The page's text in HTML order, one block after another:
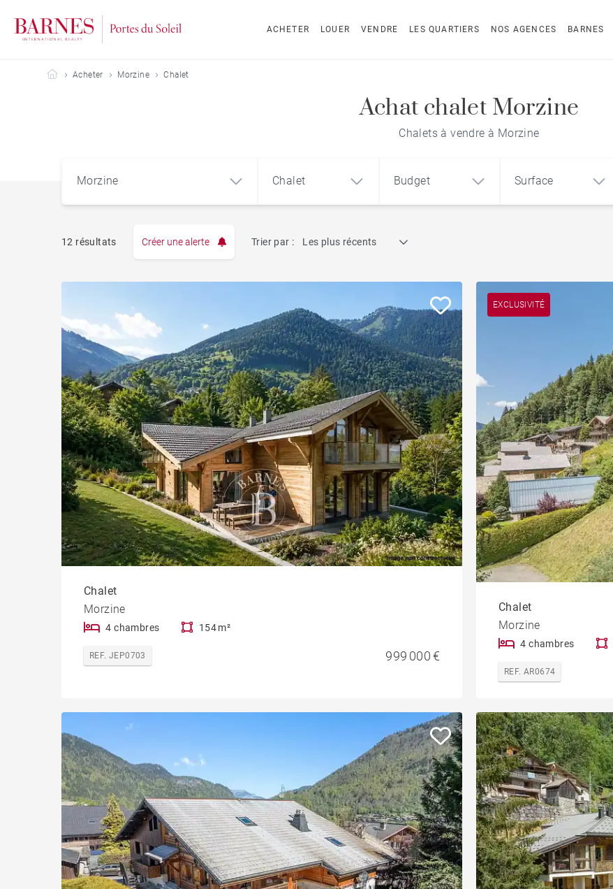
ACHETER LOUER VENDRE LES QUARTIERS NOS AGENCES BARNES
Barnes Portes du Soleil
Acheter Morzine Chalet
Achat chalet Morzine
Chalets à vendre à Morzine
Morzine Chalet
Terrain
Chalet Programme
Bureau et
commerce
Immeuble Penthouse
Budget Surface
Chalet avec vue
Coeur du village
12 résultats Créer une alerte Trier par : Les plus récents
Chalet
Morzine
4 chambres 154 m²
REF. JEP0703 999 000 €
EXCLUSIVITÉ
Chalet
Morzine
4 chambres
REF. AR0674